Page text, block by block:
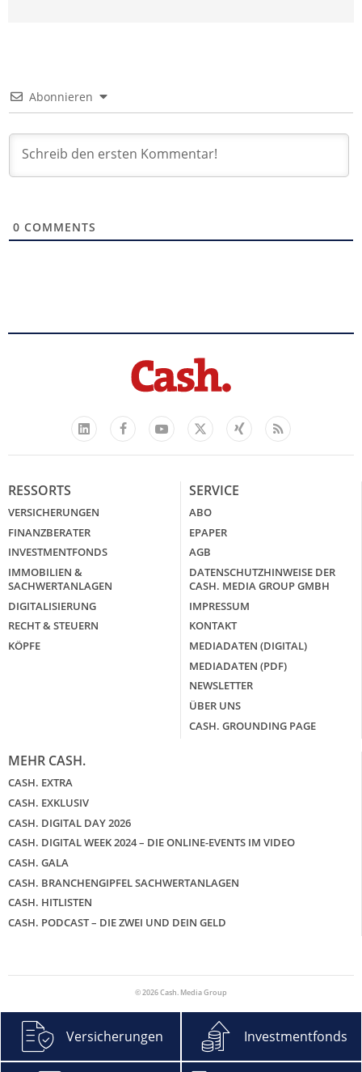
Abonnieren
0 COMMENTS
LinkedIn
FacebookYouTube
X
Xing Feed
RESSORTS
VERSICHERUNGEN
FINANZBERATER
INVESTMENTFONDS
IMMOBILIEN &
SACHWERTANLAGEN
DIGITALISIERUNG
RECHT & STEUERN
KÖPFE
SERVICE
ABO
EPAPER
AGB
DATENSCHUTZHINWEISE DER
CASH. MEDIA GROUP GMBH
IMPRESSUM
KONTAKT
MEDIADATEN (DIGITAL)
MEDIADATEN (PDF)
NEWSLETTER
ÜBER UNS
CASH. GROUNDING PAGE
MEHR CASH.
CASH. EXTRA
CASH. EXKLUSIV
CASH. DIGITAL DAY 2026
CASH. DIGITAL WEEK 2024 – DIE ONLINE-EVENTS IM VIDEO
CASH. GALA
CASH. BRANCHENGIPFEL SACHWERTANLAGEN
CASH. HITLISTEN
CASH. PODCAST – DIE ZWEI UND DEIN GELD
© 2026 Cash. Media Group
Versicherungen Investmentfonds